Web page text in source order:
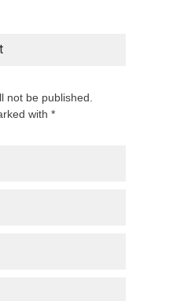
not be published.
with *